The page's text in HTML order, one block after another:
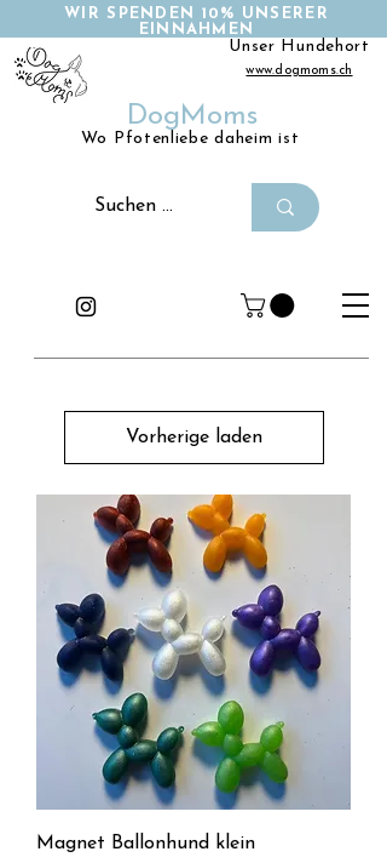
WIR SPENDEN 10% UNSERER
EINNAHMEN
Unser Hundehort
www.dogmoms.ch
DogMoms
Wo Pfotenliebe daheim ist
Vorherige laden
Magnet Ballonhund klein